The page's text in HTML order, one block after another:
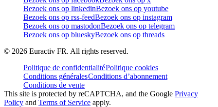
Bezoek ons op linkedinBezoek ons op youtube
Bezoek ons op rss-feedBezoek ons op instagram
Bezoek ons op mastodonBezoek ons op telegram
Bezoek ons op blueskyBezoek ons op threads
© 2026 Euractiv FR. All rights reserved.
Politique de confidentialitéPolitique cookies
Conditions généralesConditions d’abonnement
Conditions de vente
This site is protected by reCAPTCHA, and the Google Privacy
Policy and Terms of Service apply.